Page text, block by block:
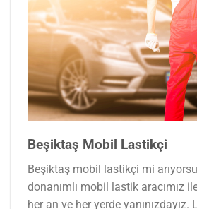
Beşiktaş Mobil Lastikçi
Beşiktaş mobil lastikçi mi
donanımlı mobil lastik aracımız
her an ve her yerde yanınızdayız.